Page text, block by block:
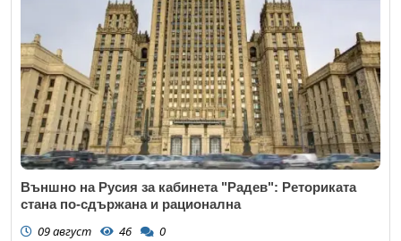
Външно на Русия за кабинета "Радев": Реториката
стана по-сдържана и рационална
09 август 46 0